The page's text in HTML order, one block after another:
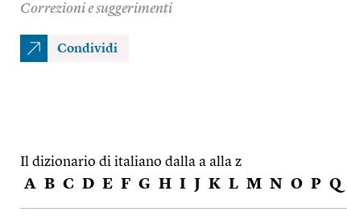
Correzioni e suggerimenti
Condividi
Il dizionario di italiano dalla a alla z
A B C D E F G H I J K L M N O P Q